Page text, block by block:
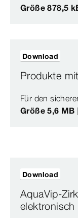
Größe 878,5
Produkte
Für den
Größe 5,6 MB
Download
AquaVip-
elektronisch
Download